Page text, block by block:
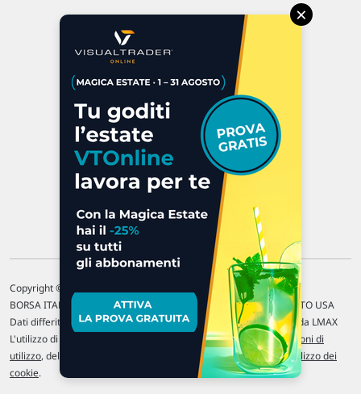
Via Macanno, 38/A
P.IVA 02 452 460 401
Chi siamo
Commenti e segnalazioni
Contattaci
Copyright © 1996-2026 Traderlink Italia s.r.l.
BORSA ITALIANA Quotazioni di borsa differite di 15 min. / MERCATO USA
Dati differiti di 15 min. (fonte Intrinio) / FOREX Quotazioni fornite da LMAX
L'utilizzo di questo sito implica l'accettazione delle nostreCondizioni di
utilizzo, del Politiche sulla privacye dell'Utilizzo dei
cookie.
×